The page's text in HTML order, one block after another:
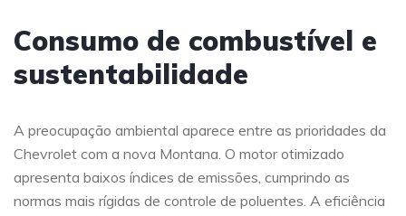
Consumo de combustível e
sustentabilidade
A preocupação ambiental aparece entre as prioridades da
Chevrolet com a nova Montana. O motor otimizado
apresenta baixos índices de emissões, cumprindo as
normas mais rígidas de controle de poluentes. A eficiência